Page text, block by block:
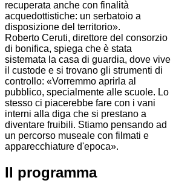
recuperata anche con finalità
acquedottistiche: un serbatoio a
disposizione del territorio».
Roberto Ceruti, direttore del consorzio
di bonifica, spiega che è stata
sistemata la casa di guardia, dove vive
il custode e si trovano gli strumenti di
controllo: «Vorremmo aprirla al
pubblico, specialmente alle scuole. Lo
stesso ci piacerebbe fare con i vani
interni alla diga che si prestano a
diventare fruibili. Stiamo pensando ad
un percorso museale con filmati e
apparecchiature d'epoca».
Il programma